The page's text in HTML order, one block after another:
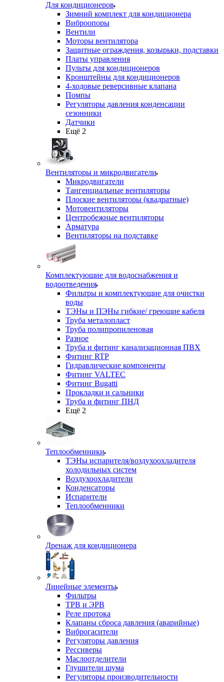
Для кондиционеров
Зимний комплект для кондиционера
Виброопоры
Вентили
Моторы вентилятора
Защитные ограждения, козырьки, подставки
Платы управления
Пульты для кондиционеров
Кронштейны для кондиционеров
4-ходовые реверсивные клапана
Помпы
Регуляторы давления конденсации
сезонники
Датчики
Ещё 2
Вентиляторы и микродвигатели
Микродвигатели
Тангенциальные вентиляторы
Плоские вентиляторы (квадратные)
Мотовентиляторы
Центробежные вентиляторы
Арматура
Вентиляторы на подставке
Комплектующие для водоснабжения и
водоотведения
Фильтры и комплектующие для очистки
воды
ТЭНы и ПЭНы гибкие/ греющие кабеля
Труба металопласт
Труба полипропиленовая
Разное
Труба и фитинг канализационная ПВХ
Фитинг RTP
Гидравлические компоненты
Фитинг VALTEC
Фитинг Bugatti
Прокладки и сальники
Труба и фитинг ПНД
Ещё 2
Теплообменники
ТЭНы испарителя/воздухоохладителя
холодильных систем
Воздухоохладители
Конденсаторы
Испарители
Теплообменники
Дренаж для кондиционера
Линейные элементы
Фильтры
ТРВ и ЭРВ
Реле протока
Клапаны сброса давления (аварийные)
Виброгасители
Регуляторы давления
Рессиверы
Маслоотделители
Глушители шума
Регуляторы производительности